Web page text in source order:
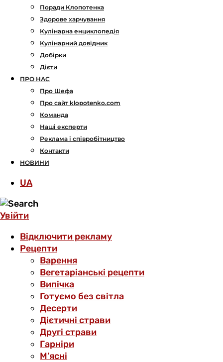
Поради Клопотенка
Здорове харчування
Кулінарна енциклопедія
Кулінарний довідник
Добірки
Дієти
ПРО НАС
Про Шефа
Про сайт klopotenko.com
Команда
Наші експерти
Реклама і співробітництво
Контакти
НОВИНИ
UA
Увійти
Відключити рекламу
Рецепти
Варення
Вегетаріанські рецепти
Випічка
Готуємо без світла
Десерти
Дієтичні страви
Другі страви
Гарніри
М’ясні